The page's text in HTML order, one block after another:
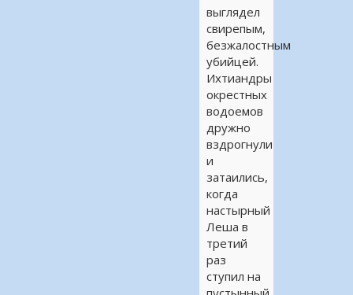
выглядел
свирепым,
безжалостным
убийцей.
Ихтиандры
окрестных
водоемов
дружно
вздрогнули
и
затаились,
когда
настырный
Леша в
третий
раз
ступил на